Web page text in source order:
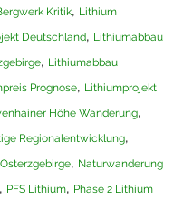
Kritik, Lithium
Deutschland, Lithiumabbau
, Lithiumabbau
Prognose, Lithiumprojekt
Höhe Wanderung,
Regionalentwicklung,
, Naturwanderung
, PFS Lithium, Phase 2 Lithium